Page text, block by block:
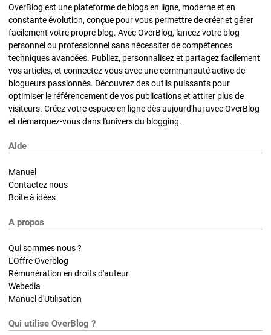
OverBlog est une plateforme de blogs en ligne, moderne et en
constante évolution, conçue pour vous permettre de créer et gérer
facilement votre propre blog. Avec OverBlog, lancez votre blog
personnel ou professionnel sans nécessiter de compétences
techniques avancées. Publiez, personnalisez et partagez facilement
vos articles, et connectez-vous avec une communauté active de
blogueurs passionnés. Découvrez des outils puissants pour
optimiser le référencement de vos publications et attirer plus de
visiteurs. Créez votre espace en ligne dès aujourd'hui avec OverBlog
et démarquez-vous dans l'univers du blogging.
Aide
Manuel
Contactez nous
Boite à idées
A propos
Qui sommes nous ?
L'Offre Overblog
Rémunération en droits d'auteur
Webedia
Manuel d'Utilisation
Qui utilise OverBlog ?